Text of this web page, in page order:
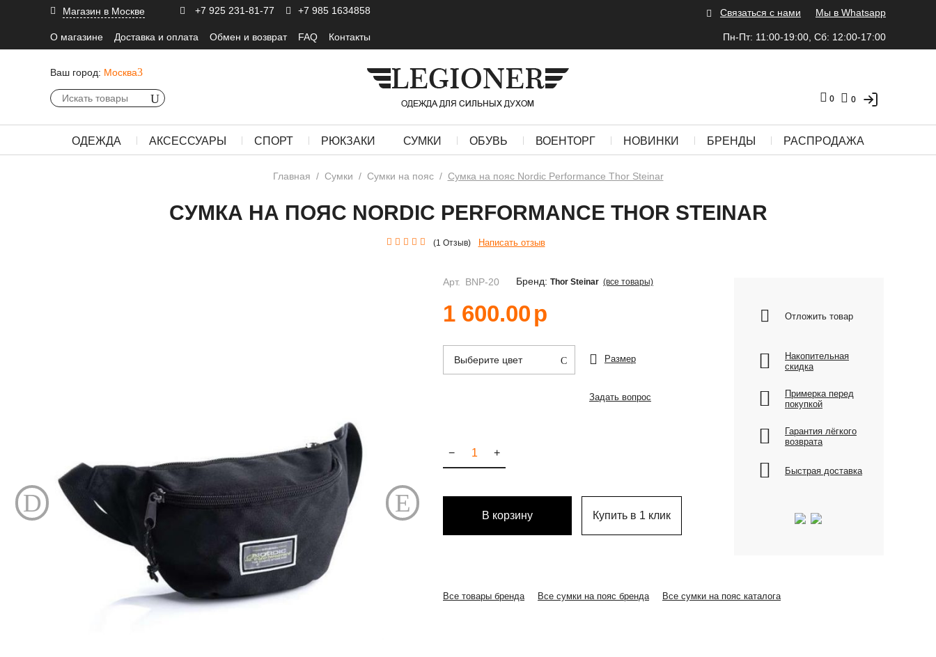
Магазин в Москве +7 925 231-81-77 +7 985 1634858 Связаться с нами Мы в Whatsapp
О магазине Доставка и оплата Обмен и возврат FAQ Контакты Пн-Пт: 11:00-19:00, Сб: 12:00-17:00
Ваш город: Москва
0
0
ОДЕЖДА АКСЕССУАРЫ СПОРТ РЮКЗАКИ СУМКИ ОБУВЬ ВОЕНТОРГ НОВИНКИ БРЕНДЫ РАСПРОДАЖА
Главная / Сумки / Сумки на пояс / Сумка на пояс Nordic Performance Thor Steinar
СУМКА НА ПОЯС NORDIC PERFORMANCE THOR STEINAR
(1 Отзыв) Написать отзыв
Арт. BNP-20 Бренд: Thor Steinar (все товары)
1 600.00р
Выберите цвет Размер
Задать вопрос
+
−
В корзину Купить в 1 клик
Отложить товар
Накопительная
скидка
Примерка перед
покупкой
Гарантия лёгкого
возврата
Быстрая доставка
Все товары бренда Все сумки на пояс бренда Все сумки на пояс каталога